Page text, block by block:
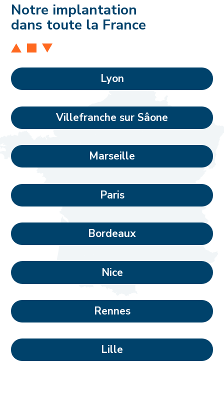
Notre implantation
dans toute la France
Lyon
Villefranche sur Sâone
Marseille
Paris
Bordeaux
Nice
Rennes
Lille